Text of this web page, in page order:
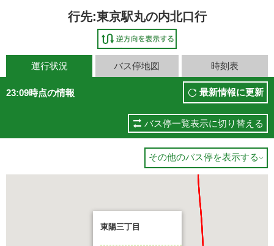
行先:東京駅丸の内北口行
運行状況 バス停地図 時刻表
23:09時点の情報 最新情報に更新
バス停一覧表示に切り替える
その他のバス停を表示する 
東陽三丁目